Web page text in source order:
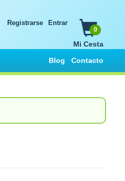
0
Mi Cesta
Registrarse Entrar
Contacto
Blog